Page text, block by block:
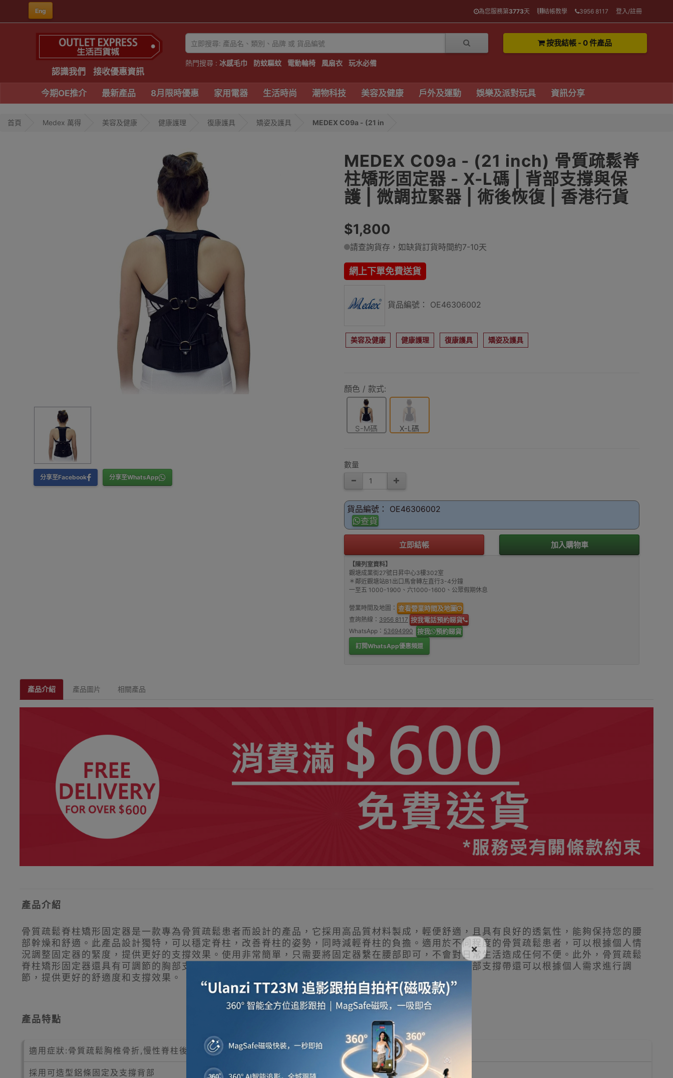
Eng 為您服務第3773天 結帳教學 3956 8117 登入/註冊
認識我們 接收優惠資訊
熱門搜尋 : 冰感毛巾 防蚊驅蚊 電動輪椅 風扇衣 玩水必備
按我結帳 - 0 件產品
今期OE推介 最新產品 8月限時優惠 家用電器 生活時尚 潮物科技 美容及健康 戶外及運動 娛樂及派對玩具 資訊分享
首頁 Medex 萬得 美容及健康 健康護理 復康護具 矯姿及護具 MEDEX C09a - (21 in
分享至Facebook 分享至WhatsApp
MEDEX C09a - (21 inch) 骨質疏鬆脊
柱矯形固定器 - X-L碼 | 背部支撐與保
護 | 微調拉緊器 | 術後恢復 | 香港行貨
$1,800
請查詢貨存，如缺貨訂貨時間約7-10天
網上下單免費送貨
貨品編號： OE46306002
美容及健康 健康護理 復康護具 矯姿及護具
顏色 / 款式:
S-M碼 X-L碼
數量
貨品編號： OE46306002
查貨
立即結帳 加入購物車
【陳列室資料】
觀塘成業街27號日昇中心3樓302室
＊鄰近觀塘站B1出口馬會轉左直行3-4分鐘
一至五 1000-1900、六1000-1600、公眾假期休息
營業時間及地圖： 查看營業時間及地圖
查詢熱線： 3956 8117 按我電話預約睇貨
WhatsApp： 53694990 按我 預約睇貨
訂閱WhatsApp優惠頻道
產品介紹 產品圖片 相關產品
產品介紹
骨質疏鬆脊柱矯形固定器是一款專為骨質疏鬆患者而設計的產品，它採用高品質材料製成，輕便舒適，且具有良好的透氣性，能夠保持您的腰
部幹燥和舒適。此產品設計獨特，可以穩定脊柱，改善脊柱的姿勢，同時減輕脊柱的負擔。適用於不同程度的骨質疏鬆患者，可以根據個人情
況調整固定器的緊度，提供更好的支撐效果。使用非常簡單，只需要將固定器繫在腰部即可，不會對日常生活造成任何不便。此外，骨質疏鬆
脊柱矯形固定器還具有可調節的胸部支撐帶，能夠提供更好的支撐和穩定性，有效減輕脊柱的負擔。胸部支撐帶還可以根據個人需求進行調
節，提供更好的舒適度和支撐效果。
產品特點
適用症狀:骨質疏鬆胸椎骨折,慢性脊柱後突疼痛,術後保護
採用可造型鋁條固定及支撐背部
×